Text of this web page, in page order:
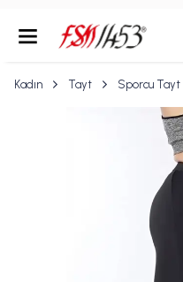
Kadın Tayt Sporcu Tayt